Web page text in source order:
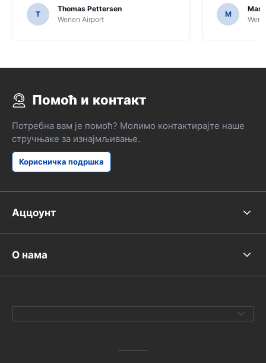
T
Thomas Pettersen
Wenen Airport
M
Помоћ и контакт
Потребна вам је помоћ? Молимо контактирајте наше
стручњаке за изнајмљивање.
Корисничка подршка
Аццоунт
О нама